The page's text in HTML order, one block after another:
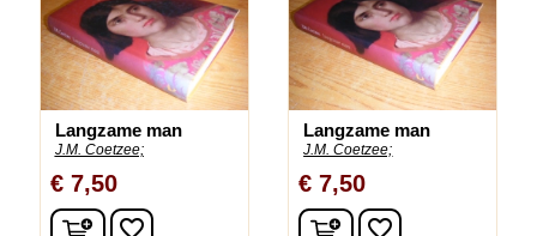
Langzame man
J.M. Coetzee;
€ 7,50
In winkelwagen
favorite_border
Langzame man
J.M. Coetzee;
€ 7,50
In winkelwagen
favorite_border